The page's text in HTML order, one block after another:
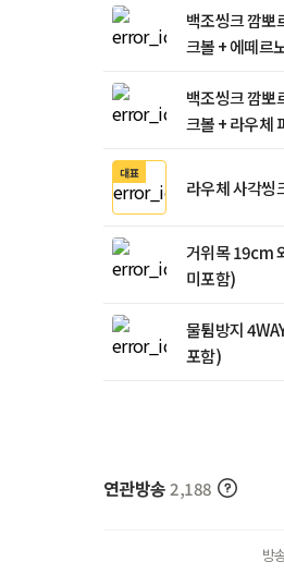
백조씽크 깜
크볼 + 에떼르
백조씽크 깜
크볼 + 라우체
대표
라우체 사각씽
거위목 19cm
미포함)
물튐방지
포함)
연관방송 2,188
방